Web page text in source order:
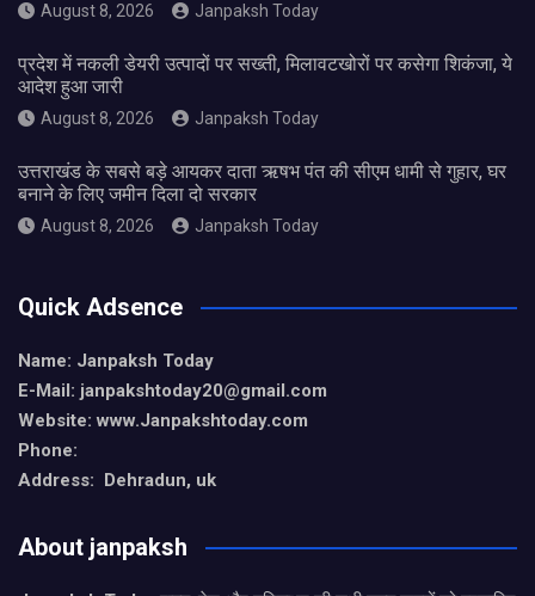
August 8, 2026 Janpaksh Today
प्रदेश में नकली डेयरी उत्पादों पर सख्ती, मिलावटखोरों पर कसेगा शिकंजा, ये
आदेश हुआ जारी
August 8, 2026 Janpaksh Today
उत्तराखंड के सबसे बड़े आयकर दाता ऋषभ पंत की सीएम धामी से गुहार, घर
बनाने के लिए जमीन दिला दो सरकार
August 8, 2026 Janpaksh Today
Quick Adsence
Name: Janpaksh Today
E-Mail: janpakshtoday20@gmail.com
Website: www.Janpakshtoday.com
Phone:
Address: Dehradun, uk
About janpaksh